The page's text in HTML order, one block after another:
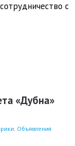
с
«Дубна»
, Объявления